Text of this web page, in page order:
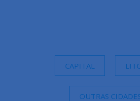
CAPITAL
OUTRAS